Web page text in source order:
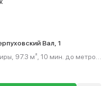
Вал, 1
97.3 м², 10 мин. до метро